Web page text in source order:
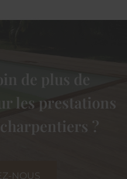
de plus de
les prestations
?
NOUS